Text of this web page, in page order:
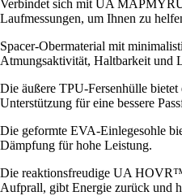
Verbindet sich mit UA
Laufmessungen, um Ihnen zu
Spacer-Obermaterial mit
Atmungsaktivität, Haltbarkeit und
Die äußere TPU-Fersenhülle
Unterstützung für eine bessere
Die geformte EVA-Einlegesohle
Dämpfung für hohe Leistung.
Die reaktionsfreudige UA
Aufprall, gibt Energie zurück und